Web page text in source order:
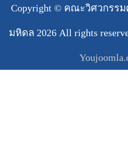
Copyright © คณะวิศวกรรม
มหิดล 2026 All rights